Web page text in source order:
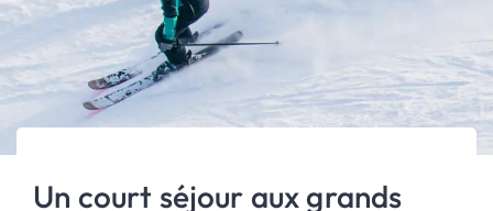
Un court séjour aux grands